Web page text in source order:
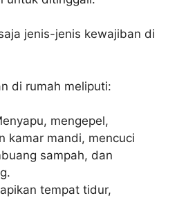
jenis-jenis kewajiban di
di rumah meliputi:
mengepel,
kamar mandi, mencuci
sampah, dan
tempat tidur,